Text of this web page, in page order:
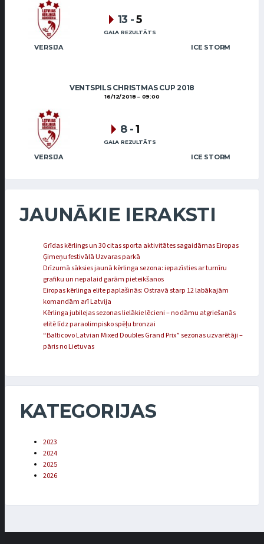
VERSIJA ICE STORM
13 -5
GALA REZULTĀTS
VENTSPILS CHRISTMAS CUP 2018
16/12/2018 09:00
VERSIJA ICE STORM
8 -1
GALA REZULTĀTS
JAUNĀKIE IERAKSTI
Grīdas kērlings un 30 citas sporta aktivitātes sagaidāmas Eiropas
Ģimeņu festivālā Uzvaras parkā
Drīzumā sāksies jaunā kērlinga sezona: iepazīsties ar turnīru
grafiku un nepalaid garām pieteikšanos
Eiropas kērlinga elite paplašinās: Ostravā starp 12 labākajām
komandām arī Latvija
Kērlinga jubilejas sezonas lielākie lēcieni – no dāmu atgriešanās
elitē līdz paraolimpisko spēļu bronzai
“Balticovo Latvian Mixed Doubles Grand Prix” sezonas uzvarētāji –
pāris no Lietuvas
KATEGORIJAS
2023
2024
2025
2026